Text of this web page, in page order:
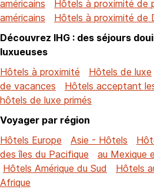
américains
Hôtels à proximité de
américains
Hôtels à proximité de
Découvrez IHG : des séjours
luxueuses
Hôtels à proximité
Hôtels de luxe
de vacances
Hôtels acceptant
hôtels de luxe primés
Voyager par région
Hôtels Europe
Asie - Hôtels
des îles du Pacifique
au Mexique
Hôtels Amérique du Sud
Hôtels
Afrique